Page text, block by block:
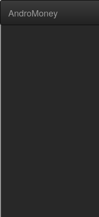
AndroMoney